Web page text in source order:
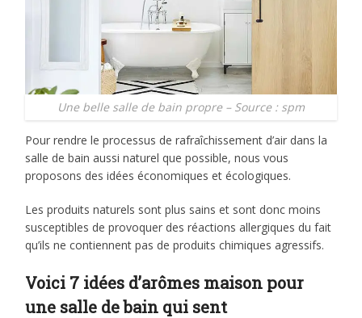
Une belle salle de bain propre – Source : spm
Pour rendre le processus de rafraîchissement d’air dans la
salle de bain aussi naturel que possible, nous vous
proposons des idées économiques et écologiques.
Les produits naturels sont plus sains et sont donc moins
susceptibles de provoquer des réactions allergiques du fait
qu’ils ne contiennent pas de produits chimiques agressifs.
Voici 7 idées d’arômes maison pour
une salle de bain qui sent